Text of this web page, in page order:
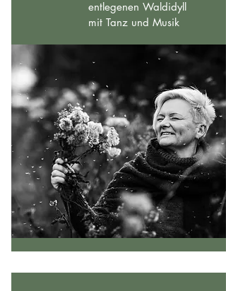
entlegenen Waldidyll
mit Tanz und Musik